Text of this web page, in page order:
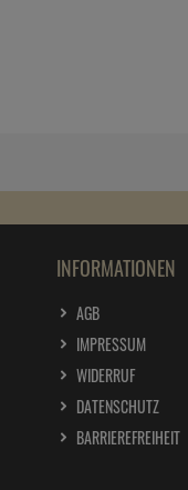
INFORMATIONEN
AGB
IMPRESSUM
WIDERRUF
DATENSCHUTZ
BARRIEREFREIHEIT